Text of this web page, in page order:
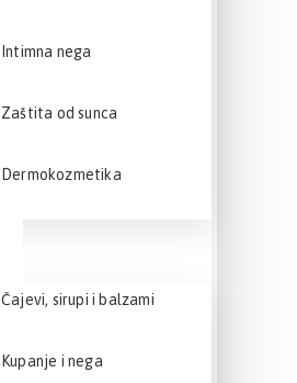
Intimna nega
Zaštita od sunca
Dermokozmetika
Čajevi, sirupi i balzami
Kupanje i nega